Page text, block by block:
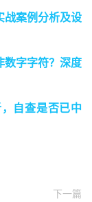
战案例分析及设
数字字符？深度
自查是否已中
下一篇